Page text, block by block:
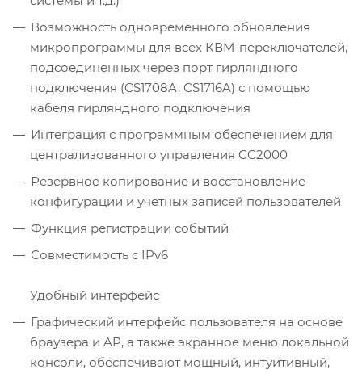
Возможность одновременного обновления
микропрограммы для всех КВМ-переключателей,
подсоединенных через порт гирляндного
подключения (CS1708A, CS1716A) с помощью
кабеля гирляндного подключения
Интеграция с программным обеспечением для
централизованного управления CC2000
Резервное копирование и восстановление
конфигурации и учетных записей пользователей
Функция регистрации событий
Совместимость с IPv6
Удобный интерфейс
Графический интерфейс пользователя на основе
браузера и AP, а также экранное меню локальной
консоли, обеспечивают мощный, интуитивный,